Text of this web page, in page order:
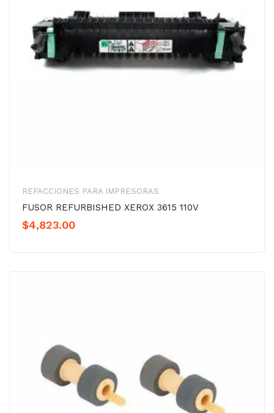
REFACCIONES PARA IMPRESORAS
FUSOR REFURBISHED XEROX 3615 110V
$4,823.00